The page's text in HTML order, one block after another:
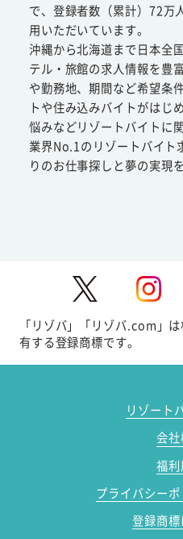
で、登録者数（累計）72万
用いただいています。
沖縄から北海道まで日本全
テル・旅館の求人情報を豊
や勤務地、期間など希望条
トや住み込みバイトがはじ
悩みなどリゾートバイトに
業界No.1のリゾートバイト
りのお仕事探しと夢の実現
「リゾバ」「リゾバ.com」
有する登録商標です。
リゾート
会
福利
プライバシー
登録商